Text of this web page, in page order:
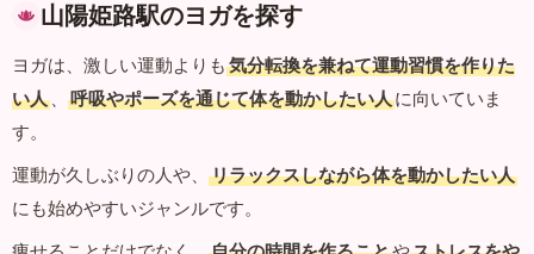
山陽姫路駅のヨガを探す
ヨガは、激しい運動よりも 気分転換を兼ねて運動習慣を作りた
い人 、 呼吸やポーズを通じて体を動かしたい人に向いていま
す。
運動が久しぶりの人や、
リラックスしながら体を動かしたい人
にも始めやすいジャンルです。